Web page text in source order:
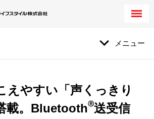
メニュー
えやすい「声くっきり
載。BluetoothⓇ送受信